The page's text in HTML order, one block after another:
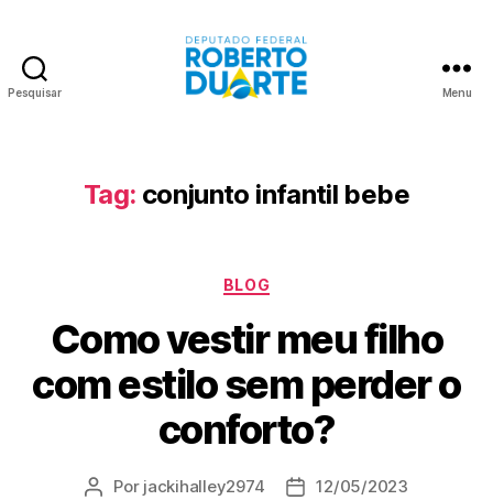
Pesquisar Menu
Tag: conjunto infantil bebe
Categorias
BLOG
Como vestir meu filho
com estilo sem perder o
conforto?
Autor
Por jackihalley2974
Data12/05/2023